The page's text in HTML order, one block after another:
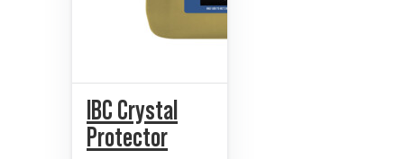
IBC Crystal
Protector